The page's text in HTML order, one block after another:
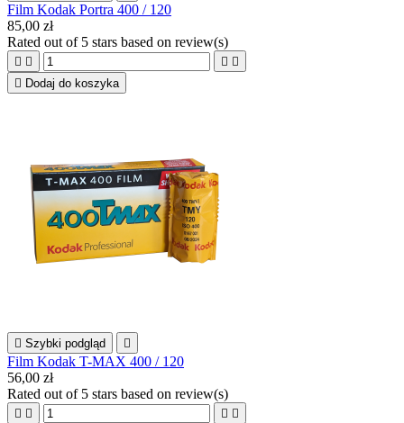
Film Kodak Portra 400 / 120
85,00 zł
Rated out of 5 stars based on review(s)
   
 Dodaj do koszyka
 Szybki podgląd 
Film Kodak T-MAX 400 / 120
56,00 zł
Rated out of 5 stars based on review(s)
   